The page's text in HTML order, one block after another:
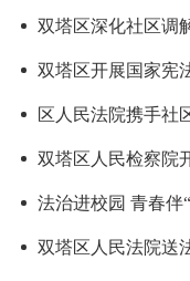
双塔区深化社区调
双塔区开展国家宪
区人民法院携手社
双塔区人民检察院
法治进校园 青春伴
双塔区人民法院送